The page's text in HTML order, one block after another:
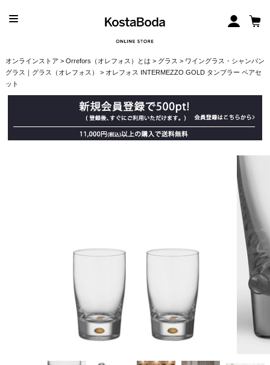
オンラインストア > Orrefors（オレフォス）とは > グラス > ワイングラス・シャンパン
グラス｜グラス（オレフォス）
> オレフォス INTERMEZZO GOLD タンブラー ペアセ
ット